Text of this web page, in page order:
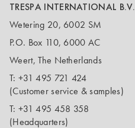
TRESPA INTERNATIONAL B.V.
Wetering 20, 6002 SM
P.O. Box 110, 6000 AC
Weert, The Netherlands
T: +31 495 721 424
(Customer service & samples)
T: +31 495 458 358
(Headquarters)